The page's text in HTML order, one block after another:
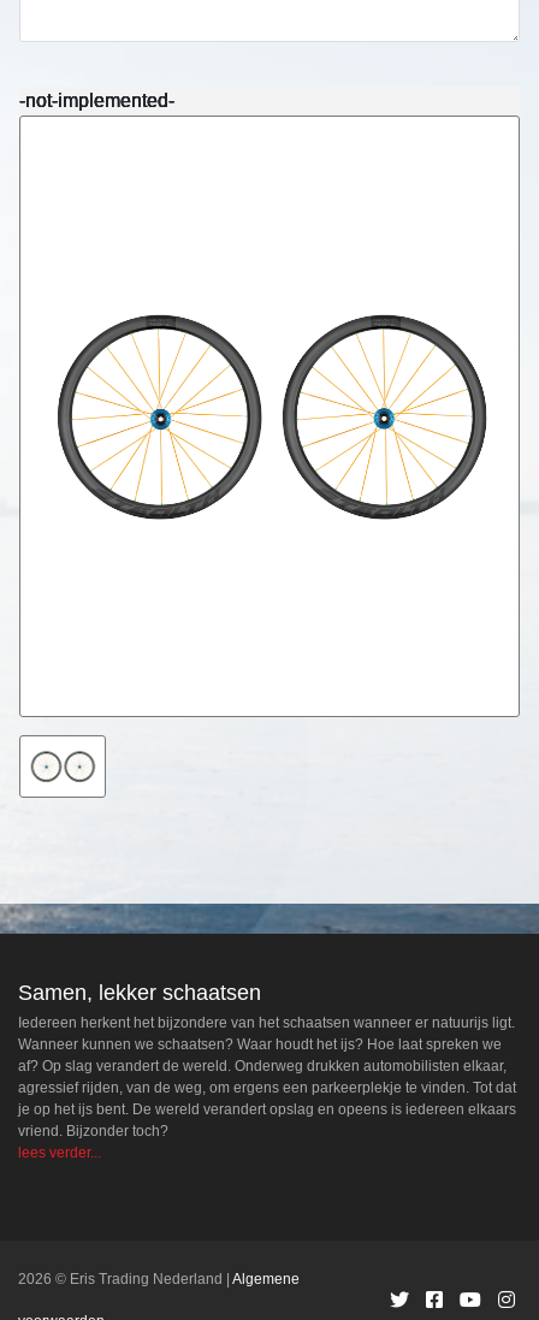
-not-implemented-
-not-implemented-
-not-implemented-
-not-implemented-
Samen, lekker schaatsen
Iedereen herkent het bijzondere van het schaatsen wanneer er natuurijs ligt.
Wanneer kunnen we schaatsen? Waar houdt het ijs? Hoe laat spreken we
af? Op slag verandert de wereld. Onderweg drukken automobilisten elkaar,
agressief rijden, van de weg, om ergens een parkeerplekje te vinden. Tot dat
je op het ijs bent. De wereld verandert opslag en opeens is iedereen elkaars
vriend. Bijzonder toch?
lees verder...
2026 © Eris Trading Nederland Algemene